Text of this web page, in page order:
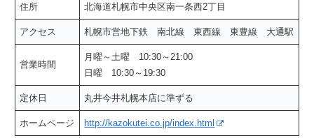
住所 北海道札幌市中央区南一条西2丁目
アクセス 札幌市営地下鉄 南北線 東西線 東豊線 大通駅
営業時間
月曜～土曜 10:30～21:00
日曜 10:30～19:30
定休日 丸井今井札幌本店に準ずる
ホームページ http://kazokutei.co.jp/index.html